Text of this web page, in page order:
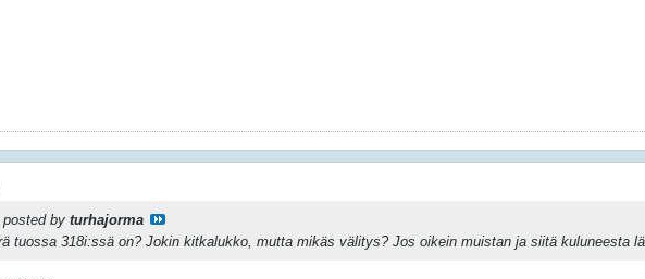
by turhajorma
tuossa 318i:ssä on? Jokin kitkalukko, mutta mikäs välitys? Jos oikein muistan ja siitä kuluneesta